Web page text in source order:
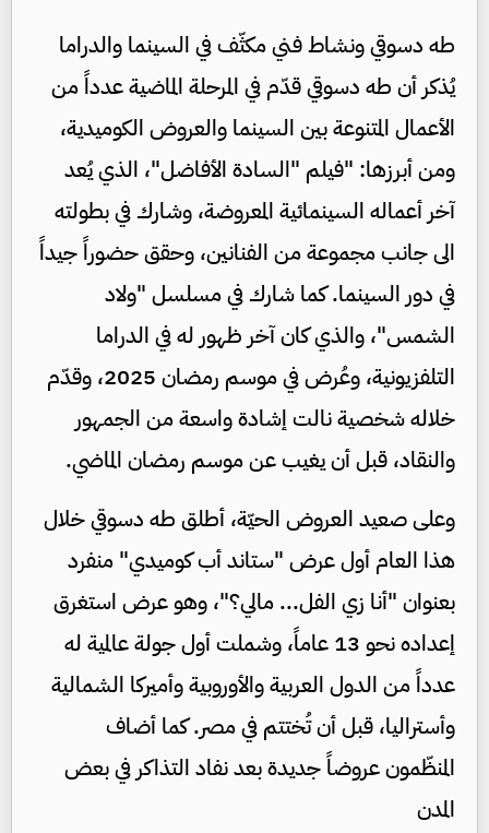
طه دسوقي ونشاط فني مكثّف في السينما والدراما
يُذكر أن طه دسوقي قدّم في المرحلة الماضية عدداً من
الأعمال المتنوعة بين السينما والعروض الكوميدية،
ومن أبرزها: "فيلم "السادة الأفاضل"، الذي يُعد
آخر أعماله السينمائية المعروضة، وشارك في بطولته
الى جانب مجموعة من الفنانين، وحقق حضوراً جيداً
في دور السينما. كما شارك في مسلسل "ولاد
الشمس"، والذي كان آخر ظهور له في الدراما
التلفزيونية، وعُرض في موسم رمضان 2025، وقدّم
خلاله شخصية نالت إشادة واسعة من الجمهور
والنقاد، قبل أن يغيب عن موسم رمضان الماضي.
وعلى صعيد العروض الحيّة، أطلق طه دسوقي خلال
هذا العام أول عرض "ستاند أب كوميدي" منفرد
بعنوان "أنا زي الفل... مالي؟"، وهو عرض استغرق
إعداده نحو 13 عاماً، وشملت أول جولة عالمية له
عدداً من الدول العربية والأوروبية وأميركا الشمالية
وأستراليا، قبل أن تُختتم في مصر. كما أضاف
المنظّمون عروضاً جديدة بعد نفاد التذاكر في بعض
المدن